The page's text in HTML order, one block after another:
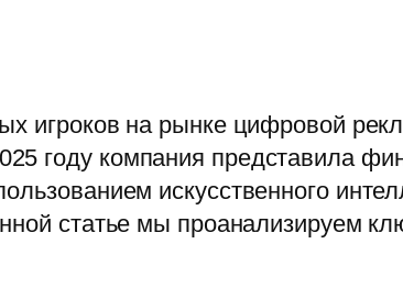
игроков на рынке цифровой
году компания представила
искусственного
статье мы проанализируем